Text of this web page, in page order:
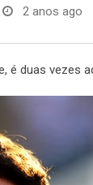
2 anos ago
é duas vezes